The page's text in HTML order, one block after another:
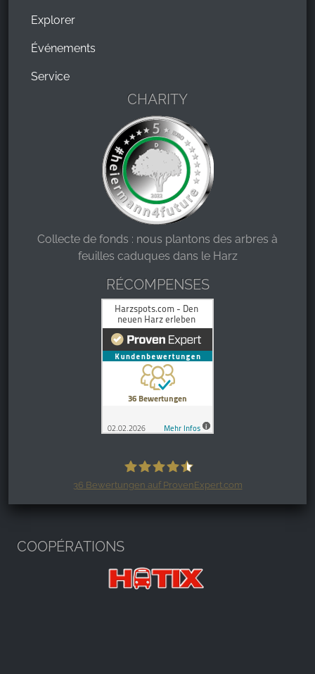
Explorer
Événements
Service
CHARITY
Collecte de fonds : nous plantons des arbres à
feuilles caduques dans le Harz
RÉCOMPENSES
36 Bewertungen auf ProvenExpert.com
COOPÉRATIONS